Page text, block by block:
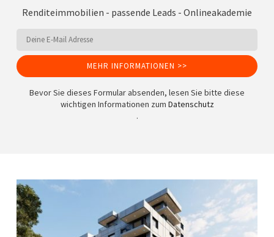
Renditeimmobilien - passende Leads - Onlineakademie
MEHR INFORMATIONEN >>
Bevor Sie dieses Formular absenden, lesen Sie bitte diese
wichtigen Informationen zum Datenschutz
.